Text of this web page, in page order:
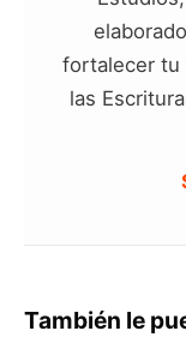
fortalecer tu
las
También le